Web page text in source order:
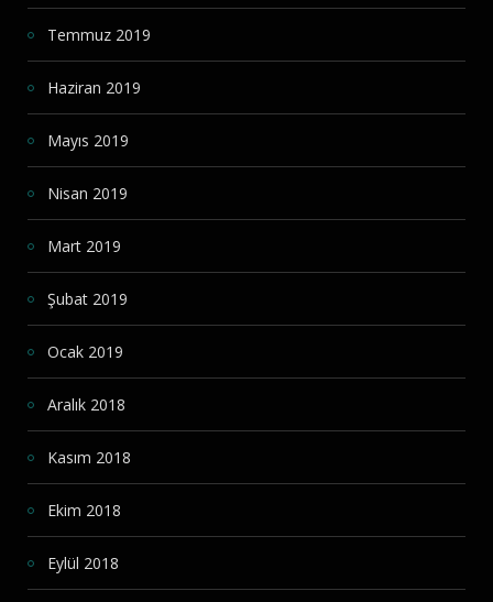
Temmuz 2019
Haziran 2019
Mayıs 2019
Nisan 2019
Mart 2019
Şubat 2019
Ocak 2019
Aralık 2018
Kasım 2018
Ekim 2018
Eylül 2018